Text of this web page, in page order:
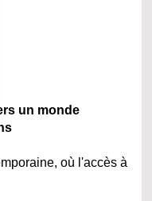
un monde
où l'accès à